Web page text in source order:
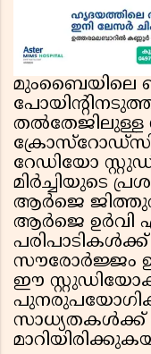
മുംബൈയിലെ
തൽതേജിലുള്ള
റേഡിയോ
മിർച്ചിയുടെ
ആർജെ
ആർജെ ഉർവി
സൗരോർജ്ജം
ഈ
സാധ്യതകൾക്ക്